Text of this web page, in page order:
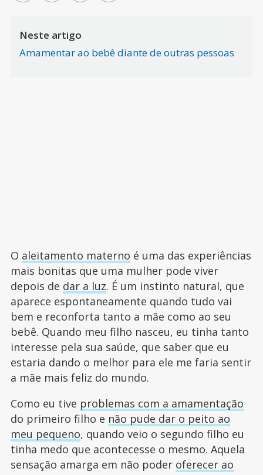
Neste artigo
Amamentar ao bebê diante de outras pessoas
O aleitamento materno é uma das experiências
mais bonitas que uma mulher pode viver
depois de dar a luz. É um instinto natural, que
aparece espontaneamente quando tudo vai
bem e reconforta tanto a mãe como ao seu
bebê. Quando meu filho nasceu, eu tinha tanto
interesse pela sua saúde, que saber que eu
estaria dando o melhor para ele me faria sentir
a mãe mais feliz do mundo.
Como eu tive problemas com a amamentação
do primeiro filho e não pude dar o peito ao
meu pequeno, quando veio o segundo filho eu
tinha medo que acontecesse o mesmo. Aquela
sensação amarga em não poder oferecer ao